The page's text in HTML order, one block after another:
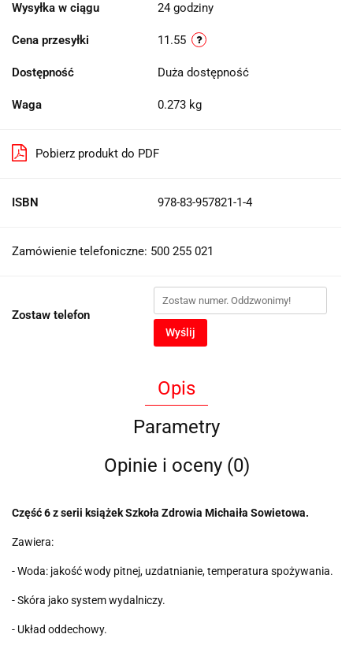
Wysyłka w ciągu 24 godziny
Cena przesyłki 11.55
Dostępność Duża dostępność
Waga 0.273 kg
Pobierz produkt do PDF
ISBN 978-83-957821-1-4
Zamówienie telefoniczne: 500 255 021
Zostaw telefon
Wyślij
Opis
Parametry
Opinie i oceny (0)
Część 6 z serii książek Szkoła Zdrowia Michaiła Sowietowa.
Zawiera:
- Woda: jakość wody pitnej, uzdatnianie, temperatura spożywania.
- Skóra jako system wydalniczy.
- Układ oddechowy.